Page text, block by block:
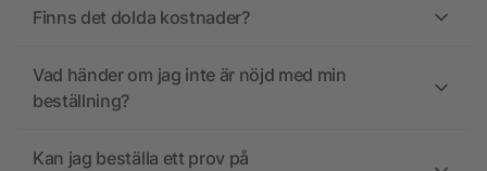
Finns det dolda kostnader?
Vad händer om jag inte är nöjd med min
beställning?
Kan jag beställa ett prov på